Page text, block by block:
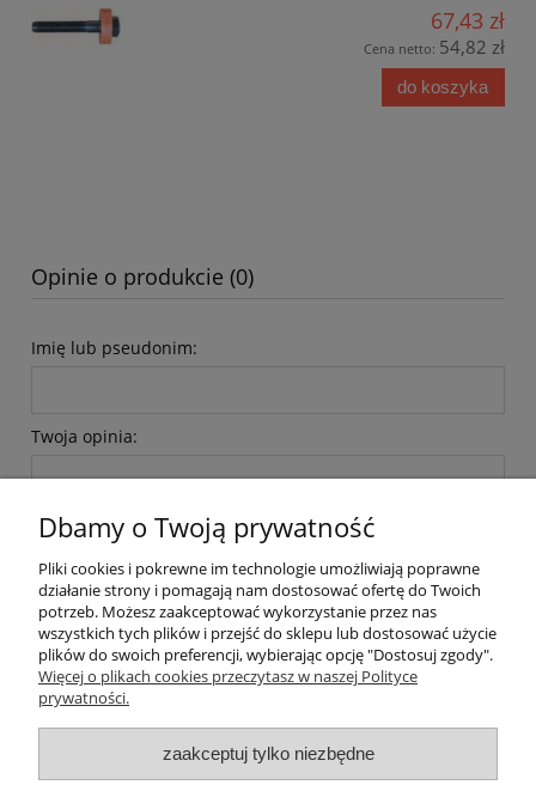
67,43 zł
Cena netto: 54,82 zł
do koszyka
Opinie o produkcie (0)
Imię lub pseudonim:
Twoja opinia:
Inteligentny dom ( POCKET HOME )
Dbamy o Twoją prywatność
Pliki cookies i pokrewne im technologie umożliwiają poprawne
działanie strony i pomagają nam dostosować ofertę do Twoich
potrzeb. Możesz zaakceptować wykorzystanie przez nas
wszystkich tych plików i przejść do sklepu lub dostosować użycie
plików do swoich preferencji, wybierając opcję "Dostosuj zgody".
Więcej o plikach cookies przeczytasz w naszej Polityce
prywatności.
zaakceptuj tylko niezbędne